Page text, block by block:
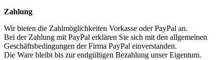
Zahlung
Wir bieten die Zahlmöglichkeiten Vorkasse oder PayPal an.
Bei der Zahlung mit PayPal erklären Sie sich mit den allgemeinen
Geschäftsbedingungen der Firma PayPal einverstanden.
Die Ware bleibt bis zur endgültigen Bezahlung unser Eigentum.